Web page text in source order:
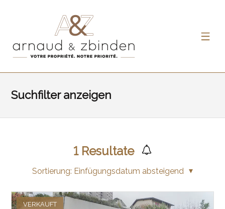
Suchfilter anzeigen
1Resultate
Sortierung: Einfügungsdatum absteigend
VERKAUFT